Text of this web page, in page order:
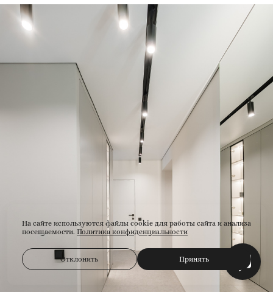
На сайте используются файлы cookie для работы сайта и анализа
посещаемости. Политика конфиденциальности
Отклонить Принять